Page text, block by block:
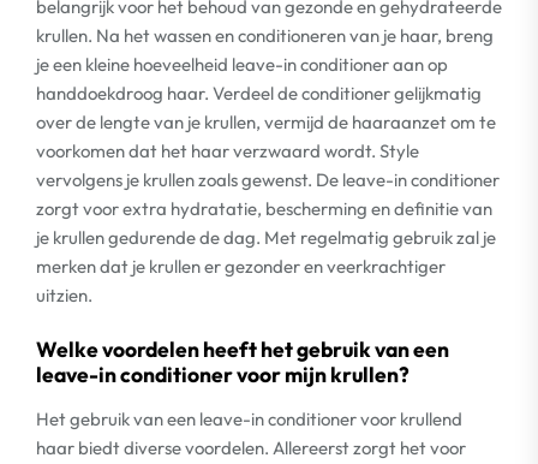
belangrijk voor het behoud van gezonde en gehydrateerde
krullen. Na het wassen en conditioneren van je haar, breng
je een kleine hoeveelheid leave-in conditioner aan op
handdoekdroog haar. Verdeel de conditioner gelijkmatig
over de lengte van je krullen, vermijd de haaraanzet om te
voorkomen dat het haar verzwaard wordt. Style
vervolgens je krullen zoals gewenst. De leave-in conditioner
zorgt voor extra hydratatie, bescherming en definitie van
je krullen gedurende de dag. Met regelmatig gebruik zal je
merken dat je krullen er gezonder en veerkrachtiger
uitzien.
Welke voordelen heeft het gebruik van een
leave-in conditioner voor mijn krullen?
Het gebruik van een leave-in conditioner voor krullend
haar biedt diverse voordelen. Allereerst zorgt het voor